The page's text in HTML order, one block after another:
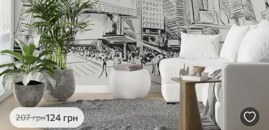
207грн124 грн